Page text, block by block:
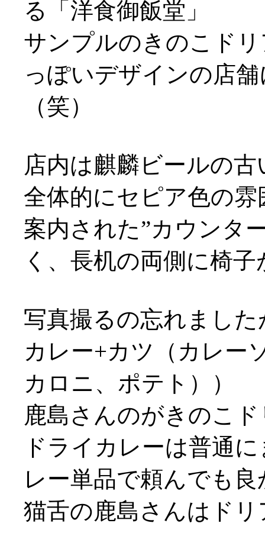
る「洋食御飯堂」
サンプルのきのこド
っぽいデザインの店
（笑）
店内は麒麟ビールの
全体的にセピア色の雰
案内された”カウンタ
く、長机の両側に椅
写真撮るの忘れまし
カレー+カツ（カレー
カロニ、ポテト））
鹿島さんのがきのこ
ドライカレーは普通
レー単品で頼んでも
猫舌の鹿島さんはド